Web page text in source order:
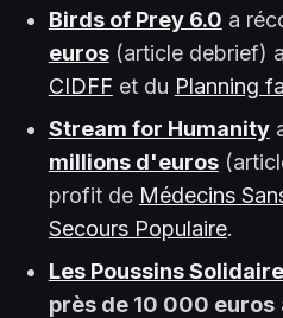
Birds of Prey 6.0 a
euros(article debrief)
CIDFF et du Planning
Stream for Humanity
millions d'euros
profit de Médecins
Secours Populaire.
Les Poussins
près de 10 000 euros